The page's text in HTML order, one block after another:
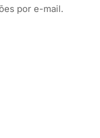
por e-mail.